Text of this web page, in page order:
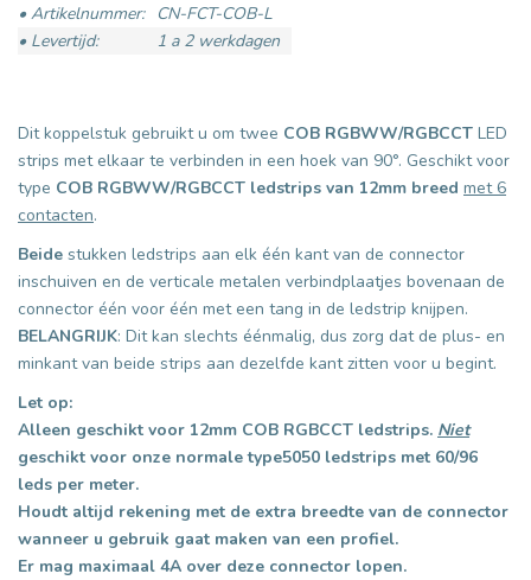
• Artikelnummer:
CN-FCT-COB-L
• Levertijd:
1 a 2 werkdagen
Dit koppelstuk gebruikt u om twee COB RGBWW/RGBCCT LED
strips met elkaar te verbinden in een hoek van 90°. Geschikt voor
type COB RGBWW/RGBCCT ledstrips van 12mm breed met 6
contacten.
Beide stukken ledstrips aan elk één kant van de connector
inschuiven en de verticale metalen verbindplaatjes bovenaan de
connector één voor één met een tang in de ledstrip knijpen.
BELANGRIJK: Dit kan slechts éénmalig, dus zorg dat de plus- en
minkant van beide strips aan dezelfde kant zitten voor u begint.
Let op:
Alleen geschikt voor 12mm COB RGBCCT ledstrips. Niet
geschikt voor onze normale type5050 ledstrips met 60/96
leds per meter.
Houdt altijd rekening met de extra breedte van de connector
wanneer u gebruik gaat maken van een profiel.
Er mag maximaal 4A over deze connector lopen.